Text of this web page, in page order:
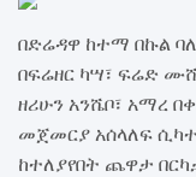
በድሬዳዋ ከተማ በኩል
በፍሬዘር ካሣ፣ ፍሬድ
ዘሪሁን አንሼቦ፣ አማረ
መጀመርያ አሰላለፍ
ከተለያየበት ጨዋታ